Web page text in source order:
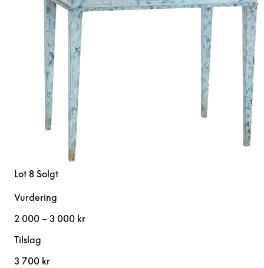
Lot 8 Solgt
Vurdering
2 000 – 3 000 kr
Tilslag
3 700 kr